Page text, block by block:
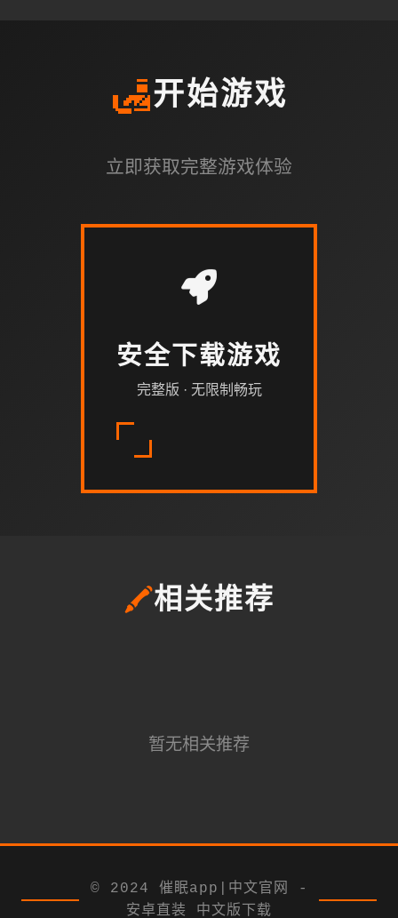
🛃开始游戏
立即获取完整游戏体验
安全下载游戏
完整版 · 无限制畅玩
🖍️相关推荐
暂无相关推荐
© 2024 催眠app|中文官网 -
安卓直装 中文版下载